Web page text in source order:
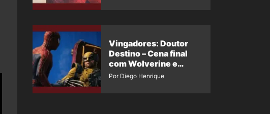
Vingadores: Doutor
Destino – Cena final
com Wolverine e
Homem-Aranha de
Por Diego Henrique